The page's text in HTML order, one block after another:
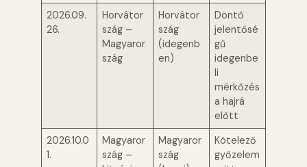
2026.09.
26.
Horvátor
szág –
Magyaror
szág
Horvátor
szág
(idegenb
en)
Döntő
jelentősé
gű
idegenbe
li
mérkőzés
a hajrá
előtt
2026.10.0
1.
Magyaror
szág –
Magyaror
szág
Kötelező
győzelem